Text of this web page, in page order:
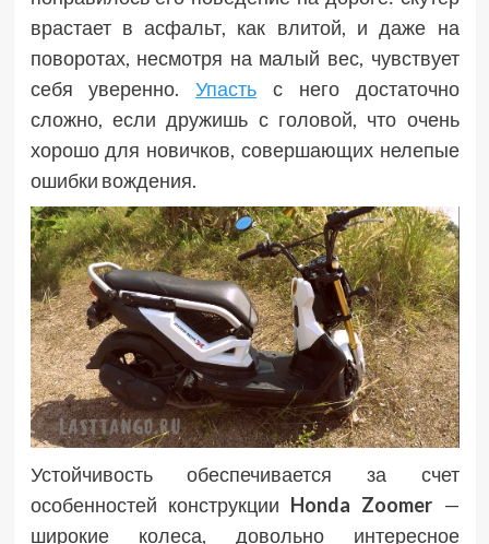
врастает в асфальт, как влитой, и даже на
поворотах, несмотря на малый вес, чувствует
себя уверенно.Упасть с него достаточно
сложно, если дружишь с головой, что очень
хорошо для новичков, совершающих нелепые
ошибки вождения.
Устойчивость обеспечивается за счет
особенностей конструкции Honda Zoomer —
широкие колеса, довольно интересное